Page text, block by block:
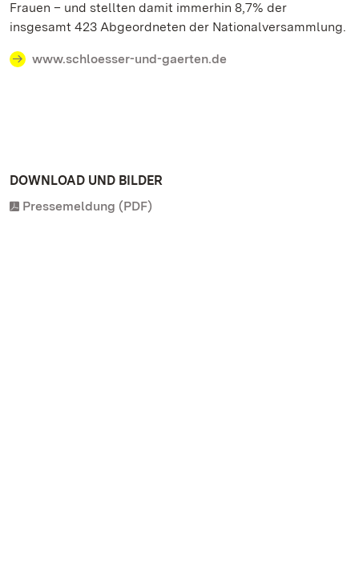
Frauen – und stellten damit immerhin 8,7% der
insgesamt 423 Abgeordneten der Nationalversammlung.
www.schloesser-und-gaerten.de
DOWNLOAD UND BILDER
Pressemeldung (PDF)